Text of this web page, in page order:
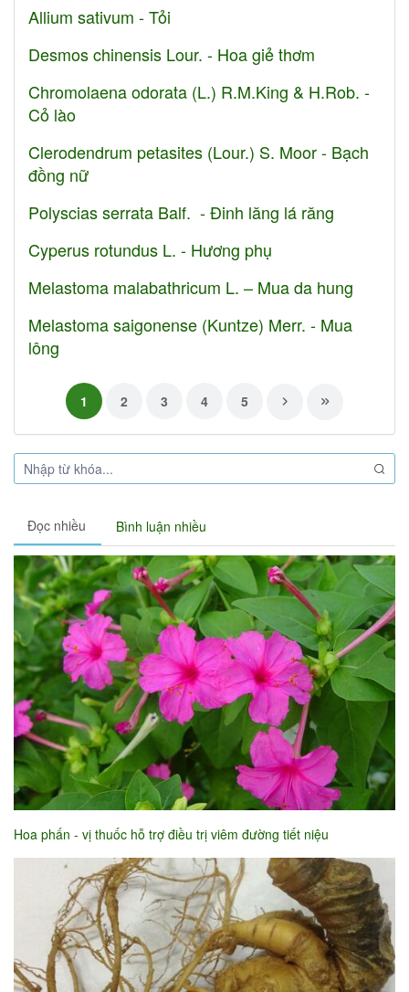
Allium sativum - Tỏi
Desmos chinensis Lour. - Hoa giẻ thơm
Chromolaena odorata (L.) R.M.King & H.Rob. -
Cỏ lào
Clerodendrum petasites (Lour.) S. Moor - Bạch
đồng nữ
Polyscias serrata Balf. - Đinh lăng lá răng
Cyperus rotundus L. - Hương phụ
Melastoma malabathricum L. – Mua da hung
Melastoma saigonense (Kuntze) Merr. - Mua
lông
1 2 3 4 5
Đọc nhiều Bình luận nhiều
Hoa phấn - vị thuốc hỗ trợ điều trị viêm đường tiết niệu